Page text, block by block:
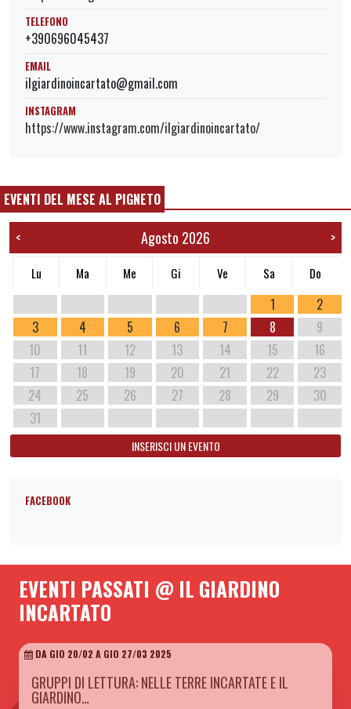
TELEFONO
+390696045437
EMAIL
ilgiardinoincartato@gmail.com
INSTAGRAM
https://www.instagram.com/ilgiardinoincartato/
EVENTI DEL MESE AL PIGNETO
< Agosto 2026 >
Lu Ma Me Gi Ve Sa Do
1
2
3
4 5 6 7 8
9
10
11 12 13 14 15
16
17
18 19 20 21 22
23
24
25 26 27 28 29
30
31
INSERISCI UN EVENTO
FACEBOOK
EVENTI PASSATI @ IL GIARDINO
INCARTATO
DA GIO 20/02 A GIO 27/03 2025
GRUPPI DI LETTURA: NELLE TERRE INCARTATE E IL
GIARDINO…